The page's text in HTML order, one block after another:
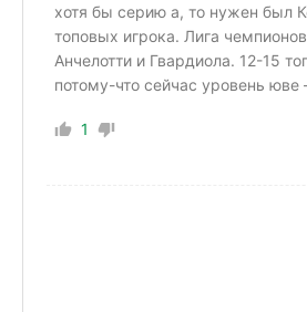
хотя бы серию а, то нужен был
топовых игрока. Лига
Анчелотти и Гвардиола. 12-15
потому-что сейчас уровень
1